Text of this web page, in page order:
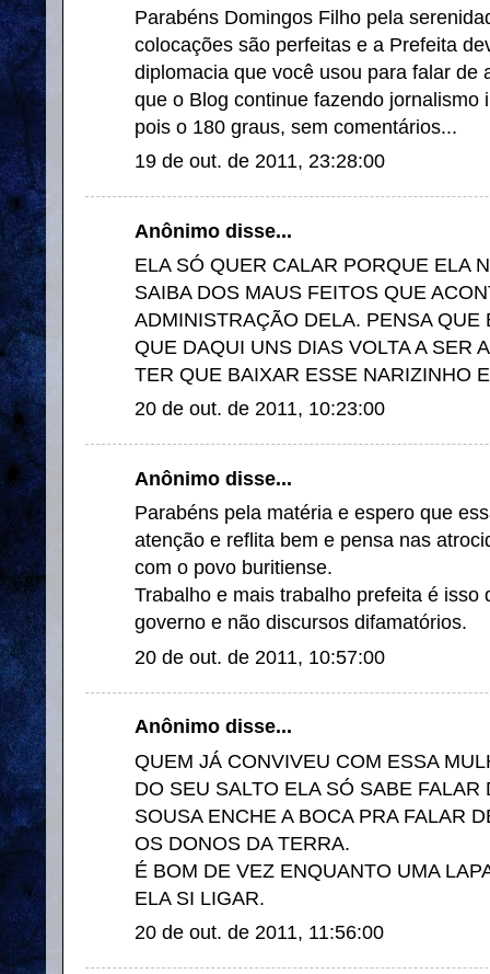
Parabéns Domingos Filho pela
colocações são perfeitas e a Prefeita
diplomacia que você usou para falar de
que o Blog continue fazendo jornalismo
pois o 180 graus, sem comentários...
19 de out. de 2011, 23:28:00
Anônimo disse...
ELA SÓ QUER CALAR PORQUE ELA
SAIBA DOS MAUS FEITOS QUE
ADMINISTRAÇÃO DELA. PENSA QUE
QUE DAQUI UNS DIAS VOLTA A SER
TER QUE BAIXAR ESSE NARIZINHO
20 de out. de 2011, 10:23:00
Anônimo disse...
Parabéns pela matéria e espero que
atenção e reflita bem e pensa nas
com o povo buritiense.
Trabalho e mais trabalho prefeita é isso
governo e não discursos difamatórios.
20 de out. de 2011, 10:57:00
Anônimo disse...
QUEM JÁ CONVIVEU COM ESSA
DO SEU SALTO ELA SÓ SABE FALAR
SOUSA ENCHE A BOCA PRA FALAR
OS DONOS DA TERRA.
É BOM DE VEZ ENQUANTO UMA
ELA SI LIGAR.
20 de out. de 2011, 11:56:00